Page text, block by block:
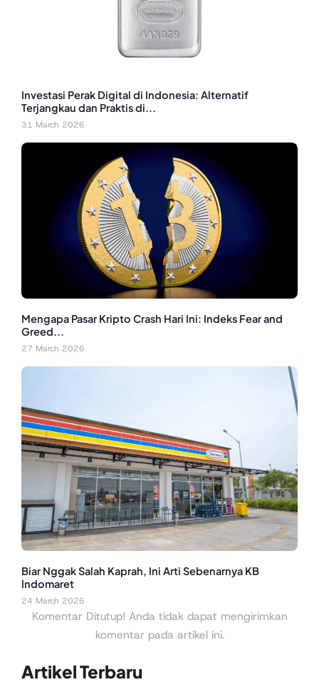
Artikel Terbaru
Investasi Perak Digital di Indonesia: Alternatif
Terjangkau dan Praktis di...
31 March 2026
Mengapa Pasar Kripto Crash Hari Ini: Indeks Fear and
Greed...
27 March 2026
Biar Nggak Salah Kaprah, Ini Arti Sebenarnya KB
Indomaret
24 March 2026
Komentar Ditutup! Anda tidak dapat mengirimkan
komentar pada artikel ini.